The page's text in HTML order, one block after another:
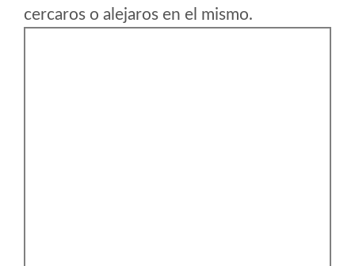
cercaros o alejaros en el mismo.